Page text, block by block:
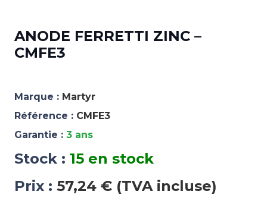
ANODE FERRETTI ZINC –
CMFE3
Marque : Martyr
Référence : CMFE3
Garantie : 3 ans
Stock : 15 en stock
Prix : 57,24 € (TVA incluse)